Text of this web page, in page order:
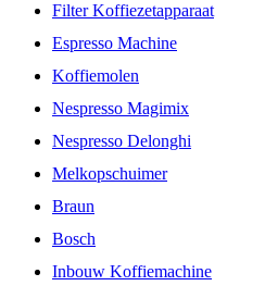
Filter Koffiezetapparaat
Espresso Machine
Koffiemolen
Nespresso Magimix
Nespresso Delonghi
Melkopschuimer
Braun
Bosch
Inbouw Koffiemachine